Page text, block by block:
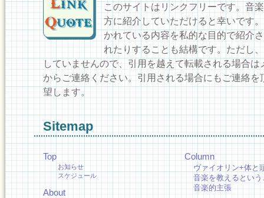
このサイトはリンクフリーです。音
方に紹介していただけると幸いです
かれている内容を私的な目的で紹介
れたりすることも結構です。ただし
していませんので、引用を越えて転載される場合は
からご連絡ください。引用される場合にもご連絡を
望します。
Sitemap
Top
お知らせ
スケジュール
About
Column
ヴァイオリン+体と
音楽を教えるという
音楽的主張